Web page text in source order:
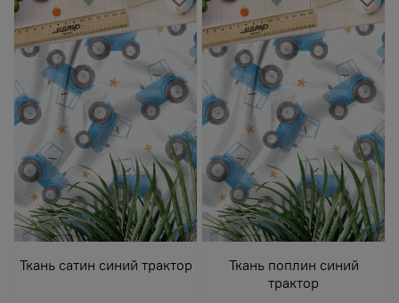
Ткань сатин синий трактор
Ткань поплин синий
трактор